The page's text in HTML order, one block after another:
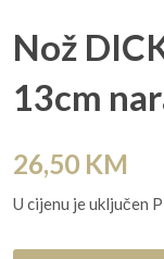
Nož
13cm
26,50 KM
U cijenu je uključen